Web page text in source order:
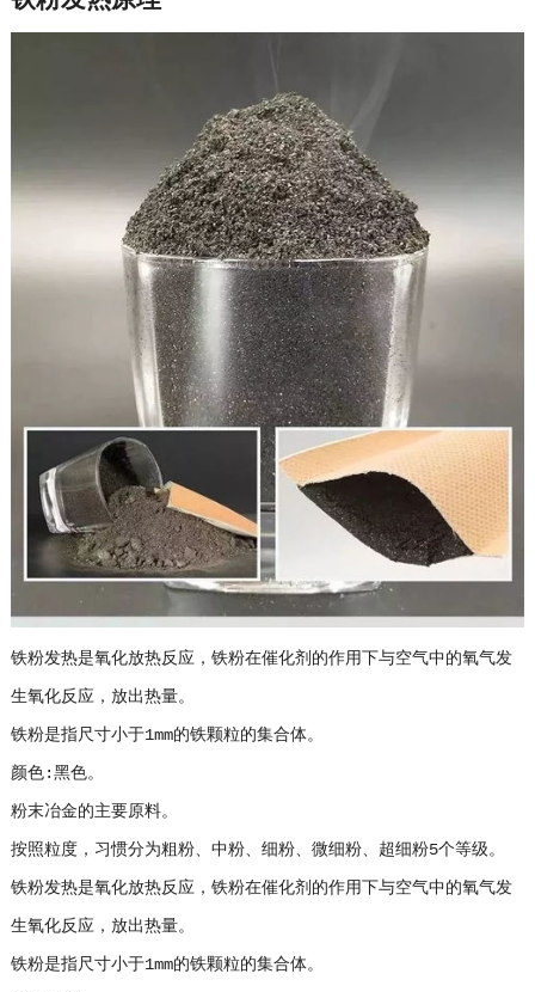
铁粉发热是氧化放热反应，铁粉在催化剂的作用下与空气中的氧气发
生氧化反应，放出热量。
铁粉是指尺寸小于1mm的铁颗粒的集合体。
颜色:黑色。
粉末冶金的主要原料。
按照粒度，习惯分为粗粉、中粉、细粉、微细粉、超细粉5个等级。
铁粉发热是氧化放热反应，铁粉在催化剂的作用下与空气中的氧气发
生氧化反应，放出热量。
铁粉是指尺寸小于1mm的铁颗粒的集合体。